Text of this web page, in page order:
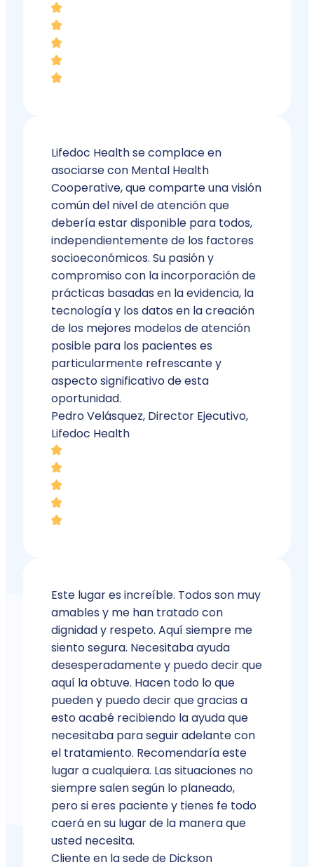
Lifedoc Health se complace en
asociarse con Mental Health
Cooperative, que comparte una visión
común del nivel de atención que
debería estar disponible para todos,
independientemente de los factores
socioeconómicos. Su pasión y
compromiso con la incorporación de
prácticas basadas en la evidencia, la
tecnología y los datos en la creación
de los mejores modelos de atención
posible para los pacientes es
particularmente refrescante y
aspecto significativo de esta
oportunidad.
Pedro Velásquez, Director Ejecutivo,
Lifedoc Health
Este lugar es increíble. Todos son muy
amables y me han tratado con
dignidad y respeto. Aquí siempre me
siento segura. Necesitaba ayuda
desesperadamente y puedo decir que
aquí la obtuve. Hacen todo lo que
pueden y puedo decir que gracias a
esto acabé recibiendo la ayuda que
necesitaba para seguir adelante con
el tratamiento. Recomendaría este
lugar a cualquiera. Las situaciones no
siempre salen según lo planeado,
pero si eres paciente y tienes fe todo
caerá en su lugar de la manera que
usted necesita.
Cliente en la sede de Dickson